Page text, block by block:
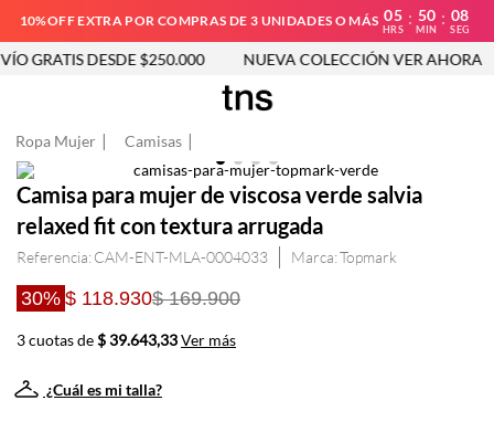
10%OFF EXTRA POR COMPRAS DE 3 UNIDADES O MÁS 05
HRS
: 50
MIN
: 08
SEG
GRATIS DESDE $250.000 NUEVA COLECCIÓN VER AHORA
Ropa Mujer Camisas
Camisa para mujer de viscosa verde salvia
relaxed fit con textura arrugada
Referencia: CAM-ENT-MLA-0004033 Topmark
30% $ 118.930$ 169.900
3 cuotas de$ 39.643,33Ver más
¿Cuál es mi talla?